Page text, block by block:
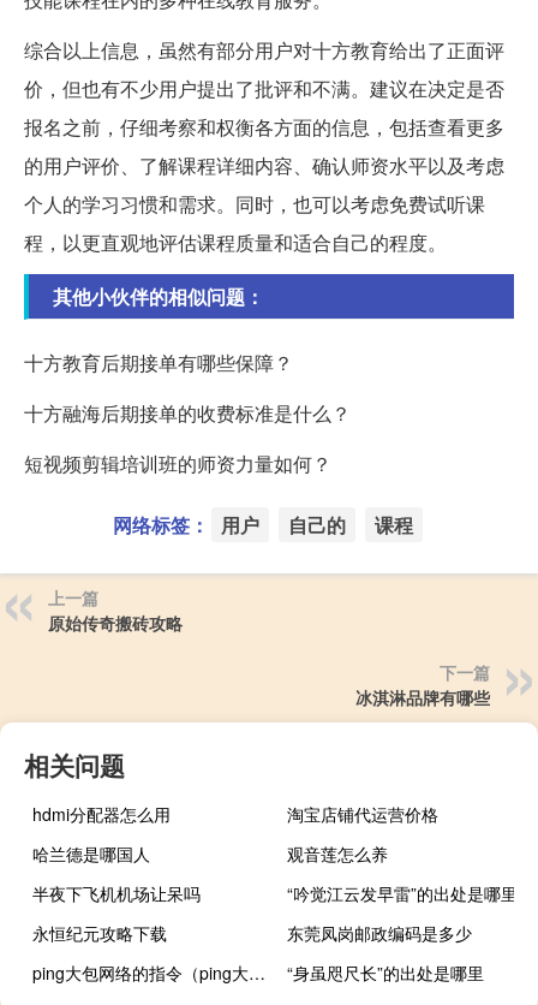
综合以上信息，虽然有部分用户对十方教育给出了正面评
价，但也有不少用户提出了批评和不满。建议在决定是否
报名之前，仔细考察和权衡各方面的信息，包括查看更多
的用户评价、了解课程详细内容、确认师资水平以及考虑
个人的学习习惯和需求。同时，也可以考虑免费试听课
程，以更直观地评估课程质量和适合自己的程度。
其他小伙伴的相似问题：
十方教育后期接单有哪些保障？
十方融海后期接单的收费标准是什么？
短视频剪辑培训班的师资力量如何？
网络标签： 用户 自己的 课程
上一篇
原始传奇搬砖攻略
下一篇
冰淇淋品牌有哪些
相关问题
hdmi分配器怎么用
淘宝店铺代运营价格
哈兰德是哪国人
观音莲怎么养
半夜下飞机机场让呆吗
“吟觉江云发早雷”的出处是哪里
永恒纪元攻略下载
东莞凤岗邮政编码是多少
ping大包网络的指令（ping大包）
“身虽咫尺长”的出处是哪里